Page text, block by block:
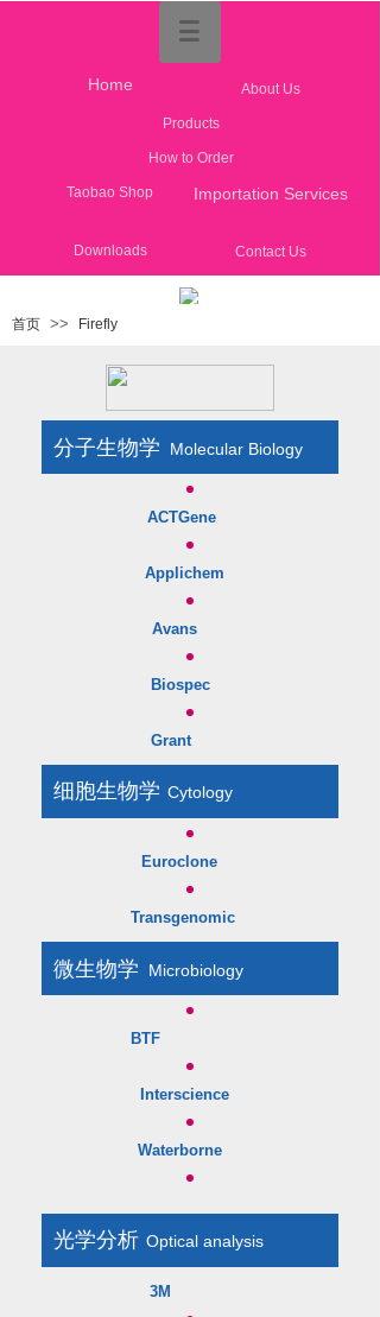
Importation Services​
Downloads
How to Order
About Us
Products
Home
Taobao Shop
Contact Us
首页 >> Firefly
ACTGene
Waterborne
Euroclone
细胞生物学 Cytology
Grant
Interscience
分子生物学 Molecular Biology
3M
Avans
Applichem
Biospec
光学分析 Optical analysis​
Transgenomic
BTF
微生物学 Microbiology